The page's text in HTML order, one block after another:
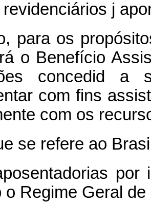
revidenciários j
para os
o Benefício
concedid a
com fins
com os
se refere ao
por
o Regime Geral